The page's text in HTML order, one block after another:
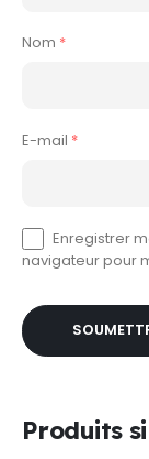
Nom *
E-mail *
Enregistrer
navigateur pour
Produits